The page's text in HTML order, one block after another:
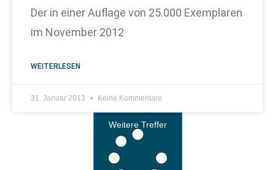
Der in einer Auflage von 25.000 Exemplaren
im November 2012
WEITERLESEN
31. Januar 2013 Keine Kommentare
Weitere Treffer